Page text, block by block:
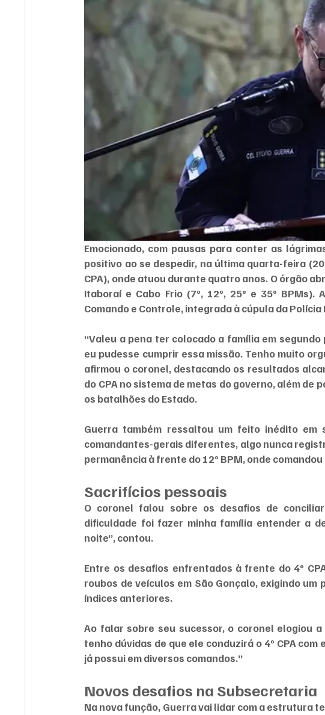
Emocionado, com pausas para conter as
positivo ao se despedir, na última quarta-feira
CPA), onde atuou durante quatro anos. O órgão
Itaboraí e Cabo Frio (7º, 12º, 25º e 35º
Comando e Controle, integrada à cúpula da
“Valeu a pena ter colocado a família em
eu pudesse cumprir essa missão. Tenho muito
afirmou o coronel, destacando os resultados
do CPA no sistema de metas do governo, além de
os batalhões do Estado.
Guerra também ressaltou um feito inédito
comandantes-gerais diferentes, algo nunca
permanência à frente do 12º BPM, onde
Sacrifícios pessoais
O coronel falou sobre os desafios de
dificuldade foi fazer minha família entender a
noite”, contou.
Entre os desafios enfrentados à frente do 4º
roubos de veículos em São Gonçalo, exigindo
índices anteriores.
Ao falar sobre seu sucessor, o coronel elogiou
tenho dúvidas de que ele conduzirá o 4º CPA
já possui em diversos comandos.”
Novos desafios na Subsecretaria
Na nova função, Guerra vai lidar com a estrutura